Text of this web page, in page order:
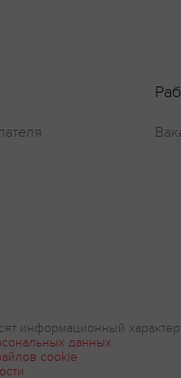
информационный
данных
cookie